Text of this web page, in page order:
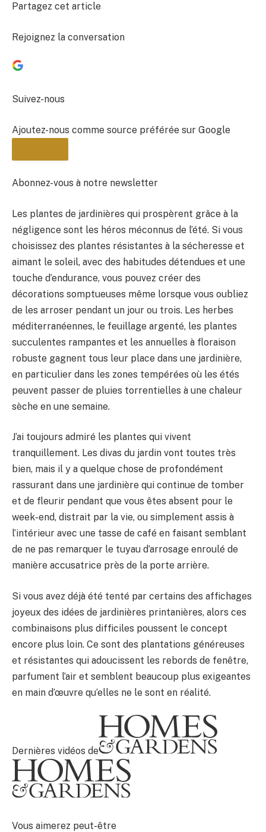
Partagez cet article
Rejoignez la conversation
Suivez-nous
Ajoutez-nous comme source préférée sur Google
BULLETIN
Abonnez-vous à notre newsletter
Les plantes de jardinières qui prospèrent grâce à la
négligence sont les héros méconnus de l’été. Si vous
choisissez des plantes résistantes à la sécheresse et
aimant le soleil, avec des habitudes détendues et une
touche d’endurance, vous pouvez créer des
décorations somptueuses même lorsque vous oubliez
de les arroser pendant un jour ou trois. Les herbes
méditerranéennes, le feuillage argenté, les plantes
succulentes rampantes et les annuelles à floraison
robuste gagnent tous leur place dans une jardinière,
en particulier dans les zones tempérées où les étés
peuvent passer de pluies torrentielles à une chaleur
sèche en une semaine.
J’ai toujours admiré les plantes qui vivent
tranquillement. Les divas du jardin vont toutes très
bien, mais il y a quelque chose de profondément
rassurant dans une jardinière qui continue de tomber
et de fleurir pendant que vous êtes absent pour le
week-end, distrait par la vie, ou simplement assis à
l’intérieur avec une tasse de café en faisant semblant
de ne pas remarquer le tuyau d’arrosage enroulé de
manière accusatrice près de la porte arrière.
Si vous avez déjà été tenté par certains des affichages
joyeux des idées de jardinières printanières, alors ces
combinaisons plus difficiles poussent le concept
encore plus loin. Ce sont des plantations généreuses
et résistantes qui adoucissent les rebords de fenêtre,
parfument l’air et semblent beaucoup plus exigeantes
en main d’œuvre qu’elles ne le sont en réalité.
Dernières vidéos de
Vous aimerez peut-être